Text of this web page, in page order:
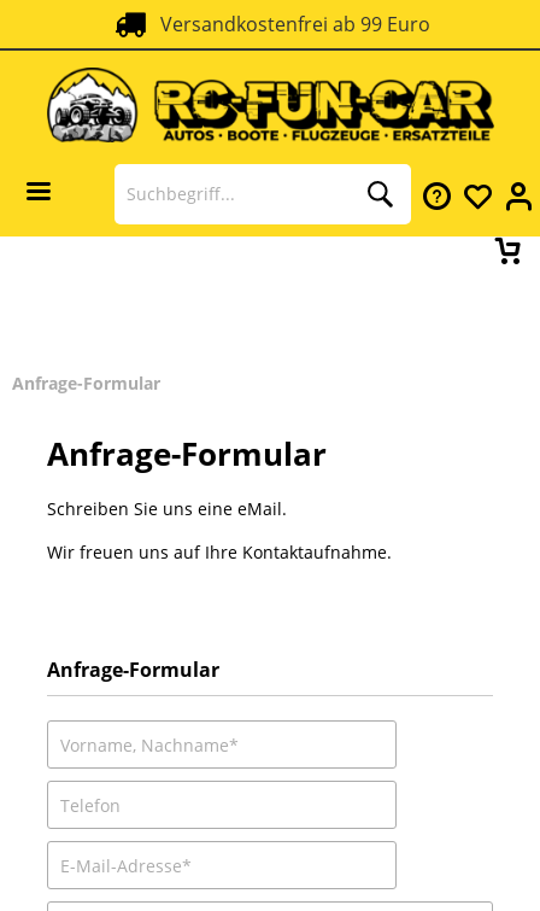
Versandkostenfrei ab 99 Euro
Anfrage-Formular
Anfrage-Formular
Schreiben Sie uns eine eMail.
Wir freuen uns auf Ihre Kontaktaufnahme.
Anfrage-Formular